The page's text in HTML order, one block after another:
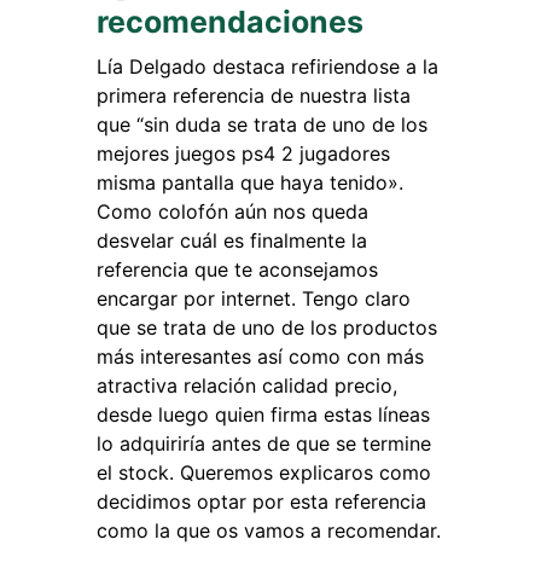
recomendaciones
Lía Delgado destaca refiriendose a la
primera referencia de nuestra lista
que “sin duda se trata de uno de los
mejores juegos ps4 2 jugadores
misma pantalla que haya tenido».
Como colofón aún nos queda
desvelar cuál es finalmente la
referencia que te aconsejamos
encargar por internet. Tengo claro
que se trata de uno de los productos
más interesantes así como con más
atractiva relación calidad precio,
desde luego quien firma estas líneas
lo adquiriría antes de que se termine
el stock. Queremos explicaros como
decidimos optar por esta referencia
como la que os vamos a recomendar.